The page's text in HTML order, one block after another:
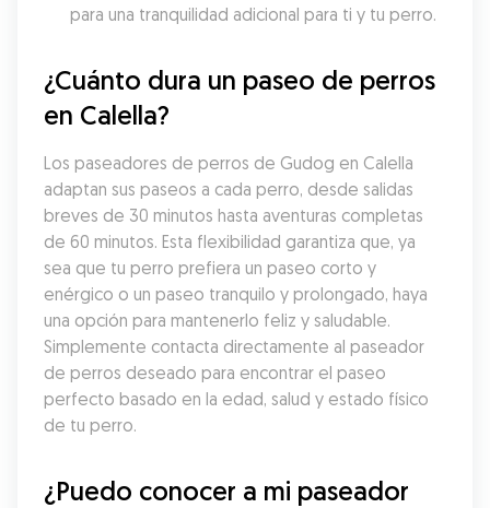
para una tranquilidad adicional para ti y tu perro.
¿Cuánto dura un paseo de perros
en Calella?
Los paseadores de perros de Gudog en Calella
adaptan sus paseos a cada perro, desde salidas
breves de 30 minutos hasta aventuras completas
de 60 minutos. Esta flexibilidad garantiza que, ya
sea que tu perro prefiera un paseo corto y
enérgico o un paseo tranquilo y prolongado, haya
una opción para mantenerlo feliz y saludable.
Simplemente contacta directamente al paseador
de perros deseado para encontrar el paseo
perfecto basado en la edad, salud y estado físico
de tu perro.
¿Puedo conocer a mi paseador